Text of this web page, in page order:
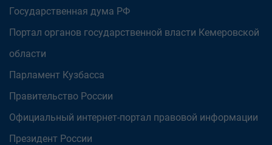
Государственная дума РФ
Портал органов государственной власти Кемеровской
области
Парламент Кузбасса
Правительство России
Официальный интернет-портал правовой информации
Президент России